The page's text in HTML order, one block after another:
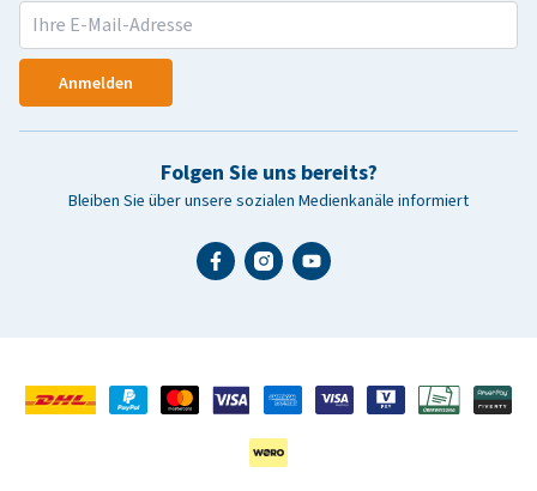
Anmelden
Folgen Sie uns bereits?
Bleiben Sie über unsere sozialen Medienkanäle informiert